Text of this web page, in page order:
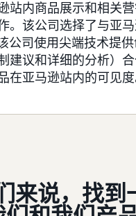
站内商品展示和相关
。该公司选择了与亚
该公司使用尖端技术提
建议和详细的分析）
在亚马逊站内的可见度
来说，找到